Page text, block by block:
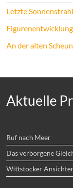
Letzte
An der alten
Aktuelle
Ruf nach Meer
Das verborgene
Wittstocker